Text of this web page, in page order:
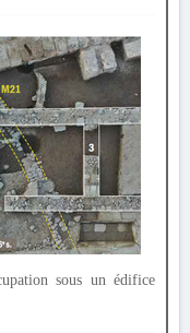
sous un édifice